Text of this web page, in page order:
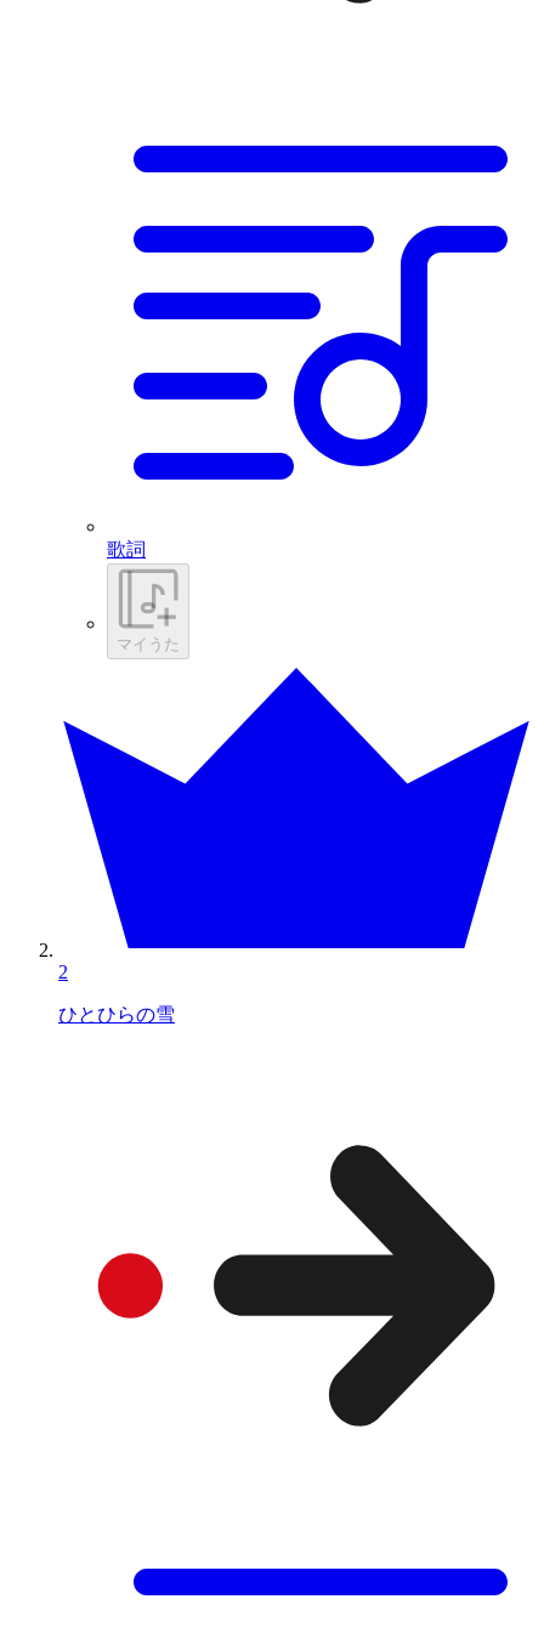
歌詞
マイうた
2
ひとひらの雪